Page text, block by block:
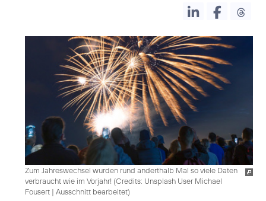
Zum Jahreswechsel wurden rund anderthalb Mal so viele Daten
verbraucht wie im Vorjahr! (Credits: Unsplash User Michael
Fousert | Ausschnitt bearbeitet)